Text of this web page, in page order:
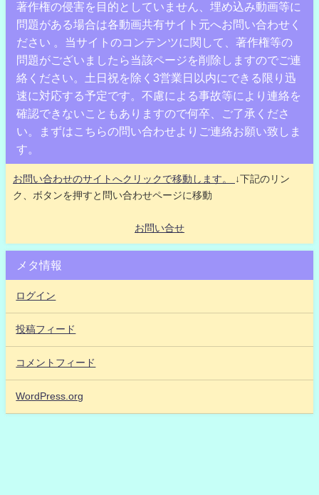
著作権の侵害を目的としていません、埋め込み動画等に
問題がある場合は各動画共有サイト元へお問い合わせく
ださい 。当サイトのコンテンツに関して、著作権等の
問題がございましたら当該ページを削除しますのでご連
絡ください。土日祝を除く3営業日以内にできる限り迅
速に対応する予定です。不慮による事故等により連絡を
確認できないこともありますので何卒、ご了承くださ
い。まずはこちらの問い合わせよりご連絡お願い致しま
す。
お問い合わせのサイトへクリックで移動します。
↓下記のリン
ク、ボタンを押すと問い合わせページに移動
お問い合せ
メタ情報
ログイン
投稿フィード
コメントフィード
WordPress.org